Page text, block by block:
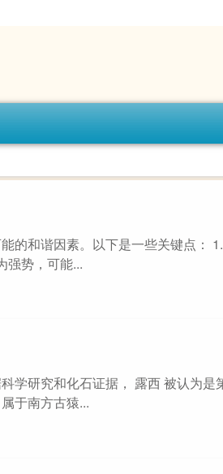
的和谐因素。以下是一些关键点：
强势，可能...
学研究和化石证据， 露西 被认为是
于南方古猿...